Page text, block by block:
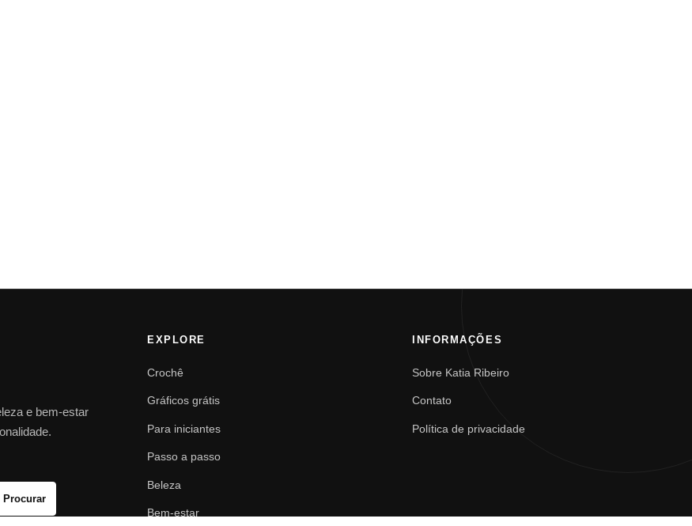
e bem-estar
Procurar
EXPLORE
Crochê
Gráficos grátis
Para iniciantes
Passo a passo
Beleza
Bem-estar
INFORMAÇÕES
Sobre Katia Ribeiro
Contato
Política de privacidade